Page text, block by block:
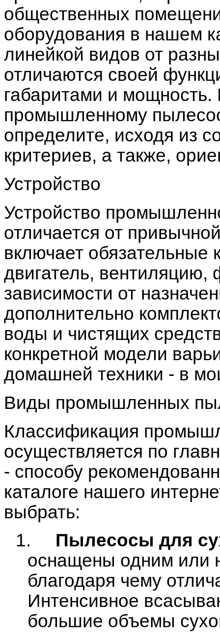
общественных
оборудования в нашем
линейкой видов от
отличаются своей
габаритами и
промышленному
определите, исходя из
критериев, а также,
Устройство
Устройство
отличается от
включает обязательные
двигатель,
зависимости от
дополнительно
воды и чистящих
конкретной модели
домашней техники - в
Виды промышленных
Классификация
осуществляется по
- способу
каталоге нашего
выбрать:
1. Пылесосы для
оснащены одним или
благодаря чему
Интенсивное
большие объемы